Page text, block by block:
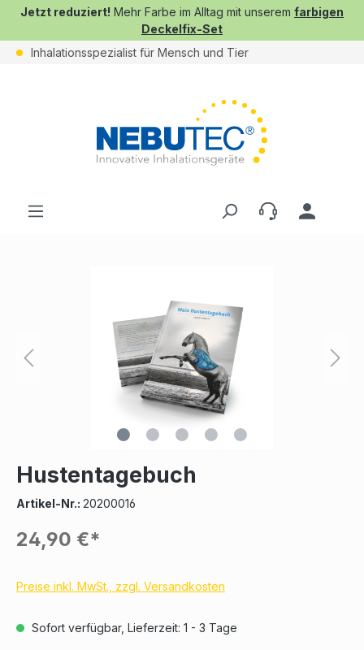
Jetzt reduziert! Mehr Farbe im Alltag mit unserem farbigen
Deckelfix-Set
Inhalationsspezialist für Mensch und Tier
Hustentagebuch
Artikel-Nr.: 20200016
24,90 €*
Preise inkl. MwSt., zzgl. Versandkosten
Sofort verfügbar, Lieferzeit: 1 - 3 Tage